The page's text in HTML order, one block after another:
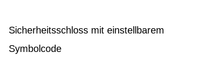
Sicherheitsschloss mit einstellbarem
Symbolcode